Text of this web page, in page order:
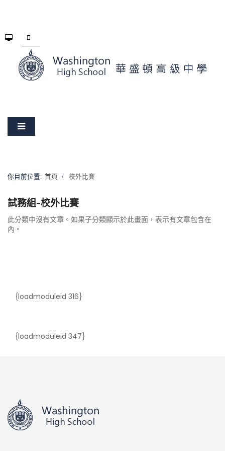
你目前位置: 首頁 校外比賽
試務組-校外比賽
此分類中沒有文章。如果子分類顯示於此畫面，表示有文章包含在
內。
{loadmoduleid 316}
{loadmoduleid 347}